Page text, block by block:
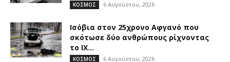
ΚΟΣΜΟΣ 6 Αυγούστου, 2026
Ισόβια στον 25χρονο Αφγανό που
σκότωσε δύο ανθρώπους ρίχνοντας
το ΙΧ...
ΚΟΣΜΟΣ 6 Αυγούστου, 2026